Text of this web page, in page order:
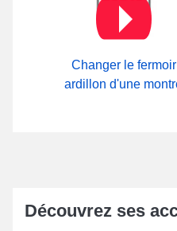
Changer le fermoir
ardillon d'une
Découvrez ses